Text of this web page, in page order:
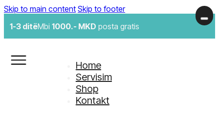
Skip to main content Skip to footer
1-3 ditëMbi 1000.- MKD posta gratis
Home
Servisim
Shop
Kontakt